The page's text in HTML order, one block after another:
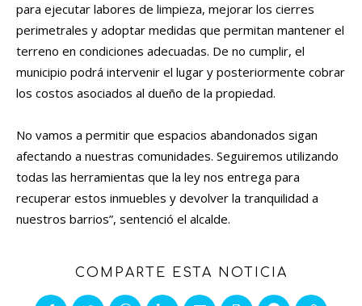
para ejecutar labores de limpieza, mejorar los cierres
perimetrales y adoptar medidas que permitan mantener el
terreno en condiciones adecuadas. De no cumplir, el
municipio podrá intervenir el lugar y posteriormente cobrar
los costos asociados al dueño de la propiedad.
No vamos a permitir que espacios abandonados sigan
afectando a nuestras comunidades. Seguiremos utilizando
todas las herramientas que la ley nos entrega para
recuperar estos inmuebles y devolver la tranquilidad a
nuestros barrios”, sentenció el alcalde.
COMPARTE ESTA NOTICIA